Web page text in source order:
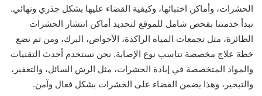
الحشرات، وأماكن اختبائها، وكيفية القضاء عليها بشكل جذري ونهائي.
تبدأ خدمتنا بفحص شامل للموقع لتحديد أماكن انتشار الحشرات
الطائرة، مثل تجمعات المياه الراكدة، الأحواض، البرك، ومن ثم نضع
خطة علاج مخصصة تناسب نوع الإصابة. نحن نستخدم أحدث التقنيات
والمواد المتخصصة في إبادة الحشرات، مثل الرش السائل، والتعفير،
والتبخير، وهذا يضمن القضاء على الحشرات بشكل فعال وآمن.